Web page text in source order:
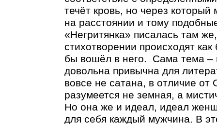
течёт кровь, но через
на расстоянии и тому
«Негритянка» писалась там
стихотворении происходят
бы вошёл в него. Сама тема –
довольна привычна для
вовсе не сатана, в отличие
разумеется не земная, а
Но она же и идеал, идеал
для себя каждый мужчина. В